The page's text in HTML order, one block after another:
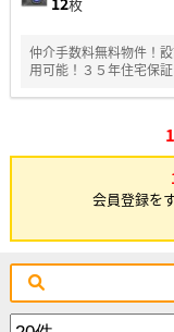
仲介手数料無料物件！
用可能！３５年住宅保
会員登録を